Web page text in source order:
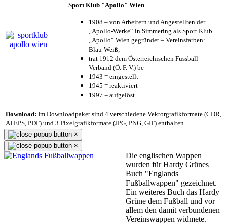
Sport Klub "Apollo" Wien
1908 – von Arbeitern und Angestellten der
„Apollo-Werke“ in Simmering als Sport Klub
„Apollo“ Wien gegründet – Vereinsfarben:
Blau-Weiß;
trat 1912 dem Österreichischen Fussball
Verband (Ö. F. V.) be
1943 = eingestellt
1945 = reaktiviert
1997 = aufgelöst
Download: Im Downloadpaket sind 4 verschiedene Vektorgrafikformate (CDR,
AI EPS, PDF) und 3 Pixelgrafikformate (JPG, PNG, GIF) enthalten.
×
×
Die englischen Wappen
wurden für Hardy Grünes
Buch "Englands
Fußballwappen" gezeichnet.
Ein weiteres Buch das Hardy
Grüne dem Fußball und vor
allem den damit verbundenen
Vereinswappen widmete.